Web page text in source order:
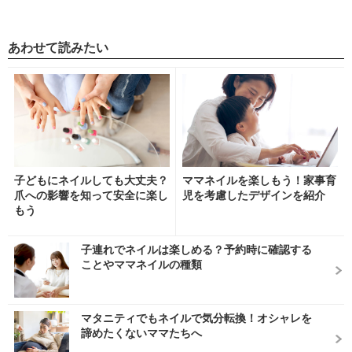
あわせて読みたい
子どもにネイルしても大丈夫？
爪への影響を知って安全に楽し
もう
ママネイルを楽しもう！家事育
児を考慮したデザインを紹介
子連れでネイルは楽しめる？予約時に確認する
ことやママネイルの種類
マタニティでもネイルで気分転換！オシャレを
諦めたくないママたちへ